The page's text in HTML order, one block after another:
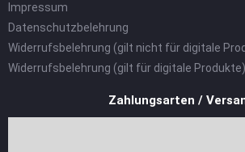
Impressum
Datenschutzbelehrung
Widerrufsbelehrung (gilt nicht für digitale
Widerrufsbelehrung (gilt für digitale Produkte)
Zahlungsarten /